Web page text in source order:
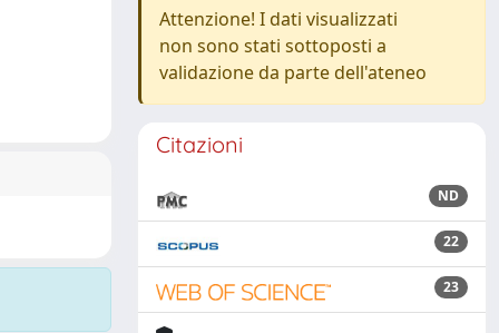
Attenzione! I dati visualizzati
non sono stati sottoposti a
validazione da parte dell'ateneo
Citazioni
ND
22
23